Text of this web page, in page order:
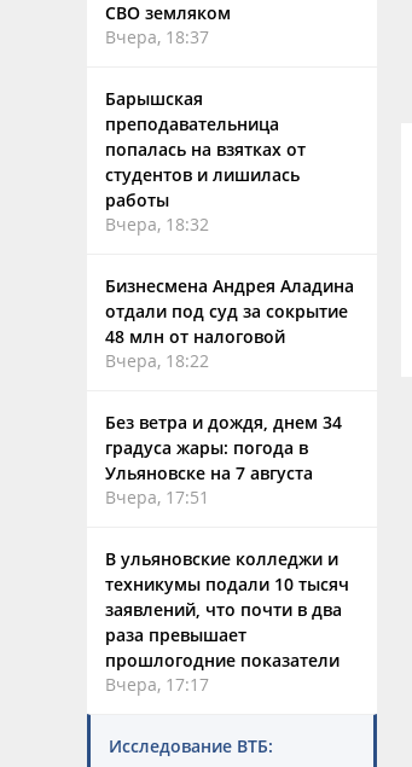
СВО земляком
Вчера, 18:37
Барышская
преподавательница
попалась на взятках от
студентов и лишилась
работы
Вчера, 18:32
Бизнесмена Андрея Аладина
отдали под суд за сокрытие
48 млн от налоговой
Вчера, 18:22
Без ветра и дождя, днем 34
градуса жары: погода в
Ульяновске на 7 августа
Вчера, 17:51
В ульяновские колледжи и
техникумы подали 10 тысяч
заявлений, что почти в два
раза превышает
прошлогодние показатели
Вчера, 17:17
Исследование ВТБ: